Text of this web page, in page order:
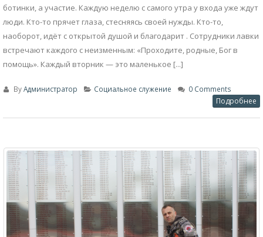
ботинки, а участие. Каждую неделю с самого утра у входа уже ждут
люди. Кто-то прячет глаза, стесняясь своей нужды. Кто-то,
наоборот, идёт с открытой душой и благодарит . Сотрудники лавки
встречают каждого с неизменным: «Проходите, родные, Бог в
помощь». Каждый вторник — это маленькое [...]
ByАдминистратор Социальное служение 0 Comments
Подробнее